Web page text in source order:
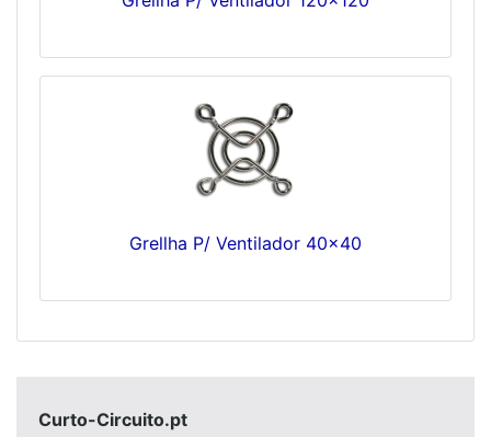
Grellha P/ Ventilador 40x40
Curto-Circuito.pt